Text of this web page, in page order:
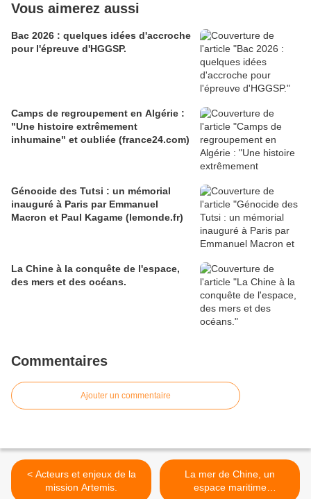
Vous aimerez aussi
Bac 2026 : quelques idées d'accroche
pour l'épreuve d'HGGSP.
Camps de regroupement en Algérie :
"Une histoire extrêmement
inhumaine" et oubliée (france24.com)
Génocide des Tutsi : un mémorial
inauguré à Paris par Emmanuel
Macron et Paul Kagame (lemonde.fr)
La Chine à la conquête de l'espace,
des mers et des océans.
Commentaires
Ajouter un commentaire
< Acteurs et enjeux de la
mission Artemis.
La mer de Chine, un
espace maritime